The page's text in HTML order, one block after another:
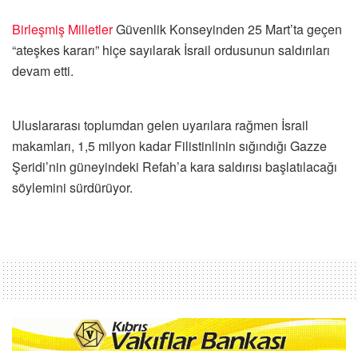
Birleşmiş MilletlerGüvenlik Konseyinden 25 Mart’ta geçen
“ateşkes kararı” hiçe sayılarak İsrail ordusunun saldırıları
devam etti.
Uluslararası toplumdan gelen uyarılara rağmen İsrail
makamları, 1,5 milyon kadar Filistinlinin sığındığı Gazze
Şeridi’nin güneyindeki Refah’a kara saldırısı başlatılacağı
söylemini sürdürüyor.